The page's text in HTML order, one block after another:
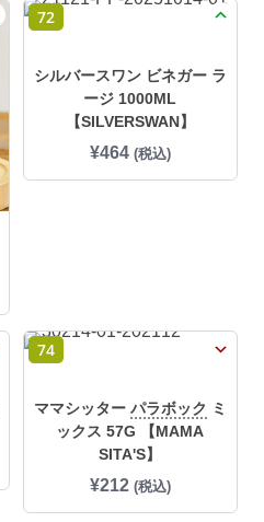
72
シルバースワン ビネガー ラ
ージ 1000ML
【SILVERSWAN】
¥464 (税込)
74
ママシッター パラボック ミ
ックス 57G 【MAMA
SITA'S】
¥212 (税込)